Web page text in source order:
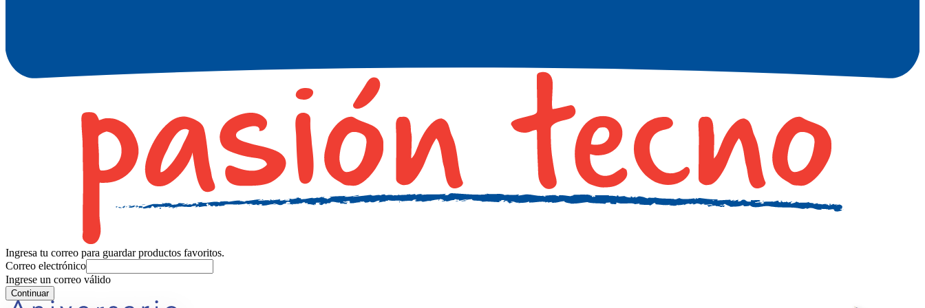
Ingresa tu correo para guardar productos favoritos.
Correo electrónico
Ingrese un correo válido
Continuar